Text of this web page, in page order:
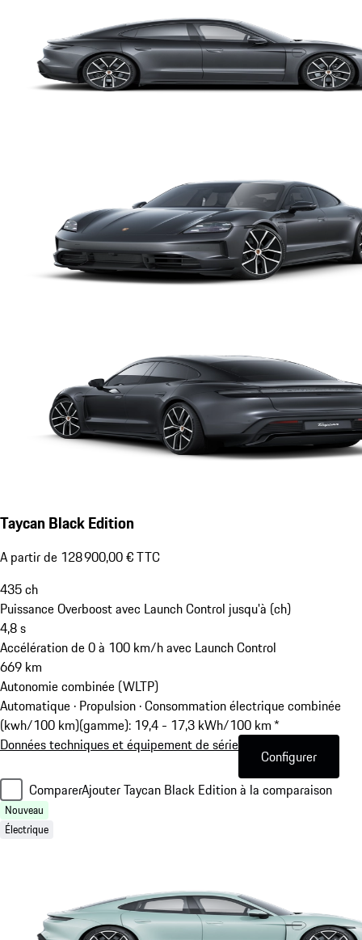
Taycan Black Edition
A partir de 128 900,00 € TTC
435ch
Puissance Overboost avec Launch Control jusqu'à (ch)
4,8s
Accélération de 0 à 100 km/h avec Launch Control
669 km
Autonomie combinée (WLTP)
Automatique · Propulsion ·Consommation électrique combinée
(kwh/100 km)(gamme): 19,4 - 17,3 kWh/100 km *
Données techniques et équipement de série
Configurer
ComparerAjouter Taycan Black Edition à la comparaison
Nouveau
Électrique